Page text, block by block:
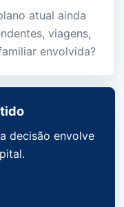
atual ainda
viagens,
envolvida?
decisão envolve